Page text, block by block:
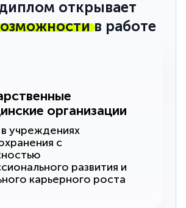
открывает
в работе
организации
учреждениях
с
развития и
карьерного роста